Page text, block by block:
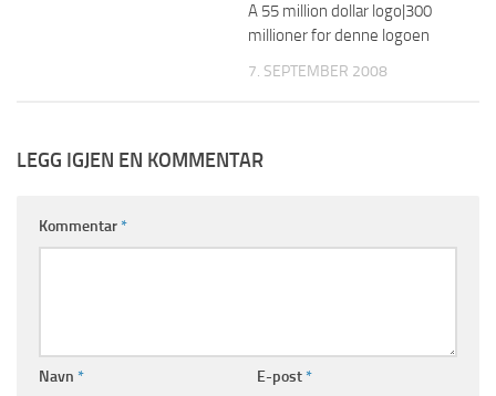
A 55 million dollar logo|300
millioner for denne logoen
7. SEPTEMBER 2008
LEGG IGJEN EN KOMMENTAR
Kommentar*
Navn * E-post*